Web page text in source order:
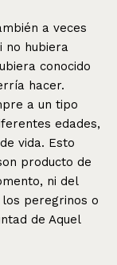
a veces
no hubiera
conocido
hacer.
a un tipo
edades,
vida. Esto
producto de
ni del
peregrinos o
de Aquel